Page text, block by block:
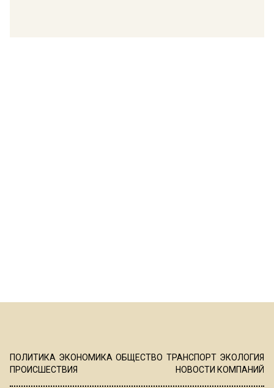
ПОЛИТИКА ЭКОНОМИКА ОБЩЕСТВО ТРАНСПОРТ ЭКОЛОГИЯ
ПРОИСШЕСТВИЯ
НОВОСТИ КОМПАНИЙ